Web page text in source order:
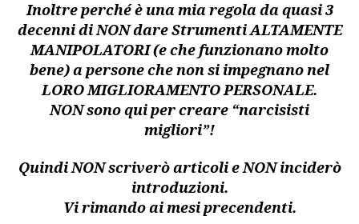
Inoltre perché è una mia regola da quasi 3
decenni di NON dare Strumenti ALTAMENTE
MANIPOLATORI (e che funzionano molto
bene) a persone che non si impegnano nel
LORO MIGLIORAMENTO PERSONALE.
NON sono qui per creare “narcisisti
migliori”!
Quindi NON scriverò articoli e NON inciderò
introduzioni.
Vi rimando ai mesi precendenti.